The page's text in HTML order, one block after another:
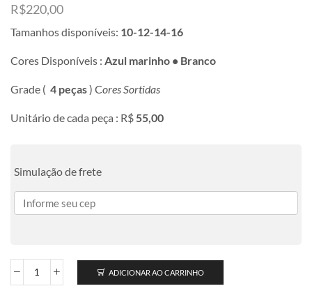
R$220,00
Tamanhos disponíveis: 10-12-14-16
Cores Disponíveis : Azul marinho • Branco
Grade ( 4 peças) Cores Sortidas
Unitário de cada peça : R$55,00
Simulação de frete
ADICIONAR AO CARRINHO